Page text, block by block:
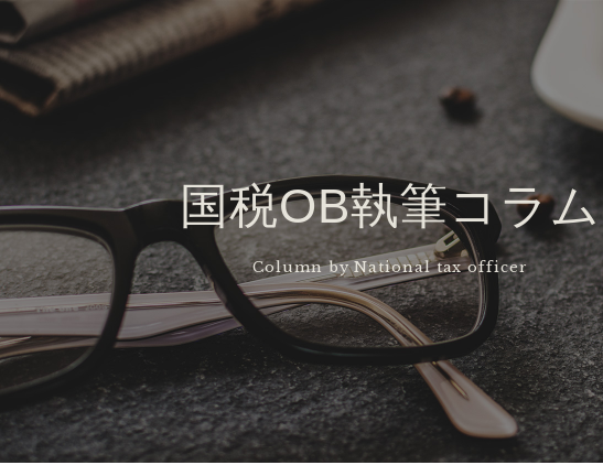
国税OB執筆コラム
Column by National tax officer